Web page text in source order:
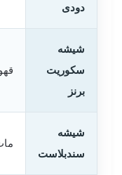
دودی
شیشه
سکوریت
برنز
شیشه
سندبلاست